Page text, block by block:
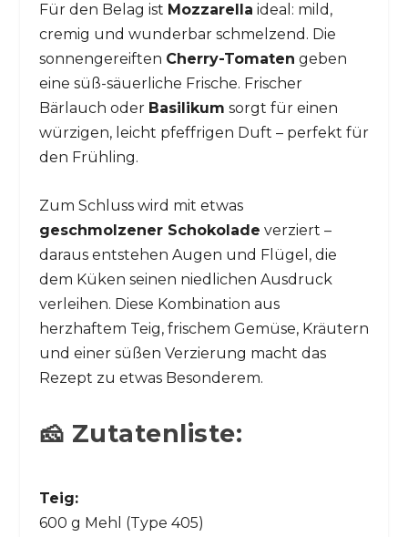
Für den Belag ist Mozzarella ideal: mild,
cremig und wunderbar schmelzend. Die
sonnengereiften Cherry-Tomaten geben
eine süß-säuerliche Frische. Frischer
Bärlauch oder Basilikum sorgt für einen
würzigen, leicht pfeffrigen Duft – perfekt für
den Frühling.
Zum Schluss wird mit etwas
geschmolzener Schokolade verziert –
daraus entstehen Augen und Flügel, die
dem Küken seinen niedlichen Ausdruck
verleihen. Diese Kombination aus
herzhaftem Teig, frischem Gemüse, Kräutern
und einer süßen Verzierung macht das
Rezept zu etwas Besonderem.
🧀 Zutatenliste:
Teig:
600 g Mehl (Type 405)